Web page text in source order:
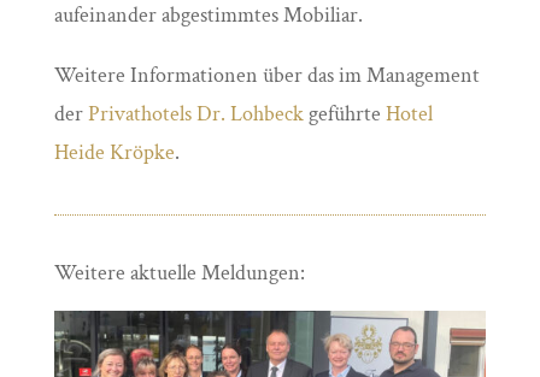
aufeinander abgestimmtes Mobiliar.
Weitere Informationen über das im Management
derPrivathotels Dr. Lohbeckgeführte Hotel
Heide Kröpke.
Weitere aktuelle Meldungen: